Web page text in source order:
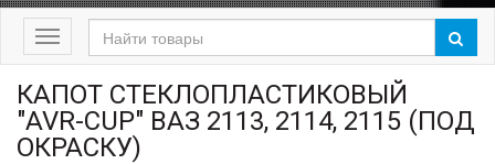
Меню
КАПОТ СТЕКЛОПЛАСТИКОВЫЙ
"AVR-CUP" ВАЗ 2113, 2114, 2115 (ПОД
ОКРАСКУ)